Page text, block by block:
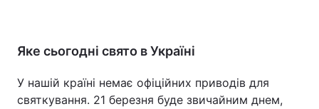
Яке сьогодні свято в Україні
У нашій країні немає офіційних приводів для
святкування. 21 березня буде звичайним днем,